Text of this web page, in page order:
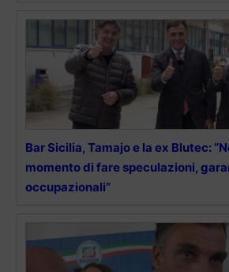
Bar Sicilia, Tamajo e la ex Blutec:
momento di fare speculazioni,
occupazionali”